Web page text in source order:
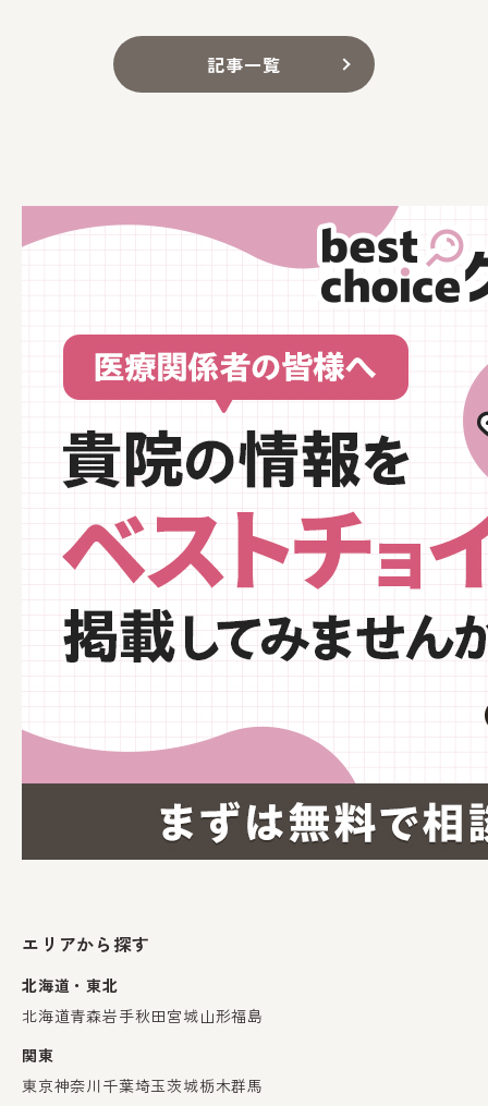
記事一覧
エリアから探す
北海道・東北
北海道青森岩手秋田宮城山形福島
関東
東京神奈川 千葉埼玉茨城栃木群馬